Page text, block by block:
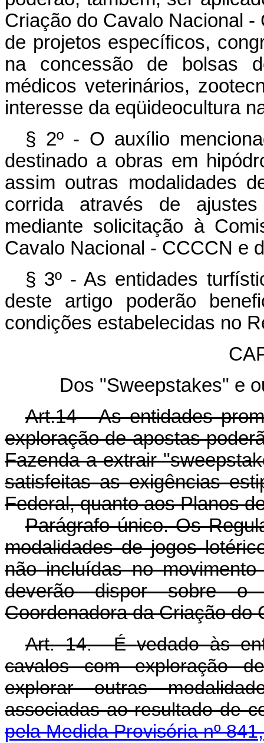
Criação do Cavalo Nacional
de projetos específicos,
na concessão de bolsas
médicos veterinários,
interesse da eqüideocultura
§ 2º - O auxílio
destinado a obras em
assim outras modalidades
corrida através de
mediante solicitação à
Cavalo Nacional - CCCCN e
§ 3º - As entidades
deste artigo poderão
condições estabelecidas no
Dos "Sweepstakes" e
Art.14 - As entidades
exploração de apostas
Fazenda a extrair
satisfeitas as exigências
Federal, quanto aos Planos
Parágrafo único. Os
modalidades de jogos
não incluídas no
deverão dispor sobre o
Coordenadora da Criação do
Art. 14. Évedado às
cavalos com exploração
explorar outras
associadas ao resultado de
pela Medida Provisória nº